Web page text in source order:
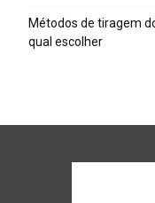
Métodos de tiragem
qual escolher